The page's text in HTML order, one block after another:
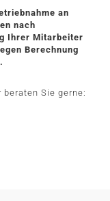
an
nach
Ihrer Mitarbeiter
Berechnung
Sie gerne: